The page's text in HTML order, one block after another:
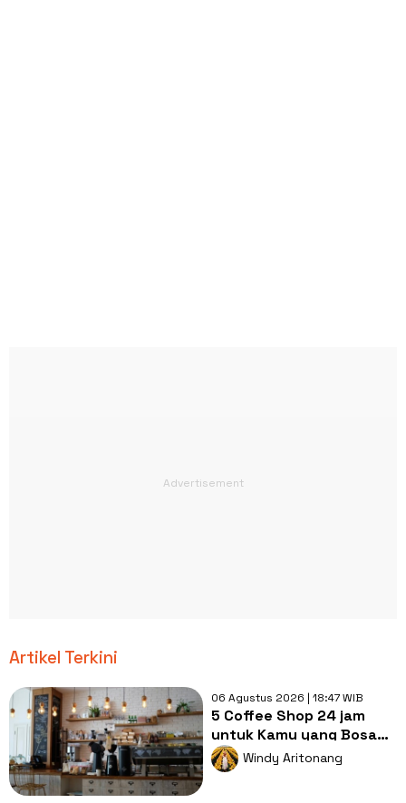
Artikel Terkini
06 Agustus 2026 | 18:47 WIB
5 Coffee Shop 24 jam
untuk Kamu yang Bosan
Nugas di Kos
Windy Aritonang